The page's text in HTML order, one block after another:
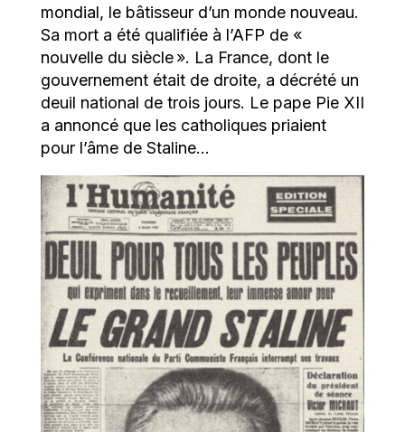
mondial, le bâtisseur d’un monde nouveau.
Sa mort a été qualifiée à l’AFP de «
nouvelle du siècle ». La France, dont le
gouvernement était de droite, a décrété un
deuil national de trois jours. Le pape Pie XII
a annoncé que les catholiques priaient
pour l’âme de Staline…